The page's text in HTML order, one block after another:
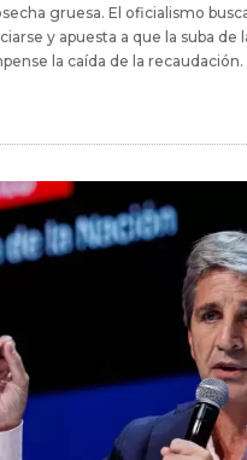
gruesa. El oficialismo
y apuesta a que la suba de
la caída de la recaudación.